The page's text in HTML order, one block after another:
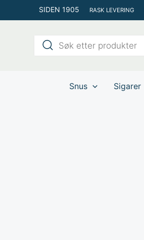
rett
SIDEN 1905 RASK LEVERING
Products
search
Snus Sigarer